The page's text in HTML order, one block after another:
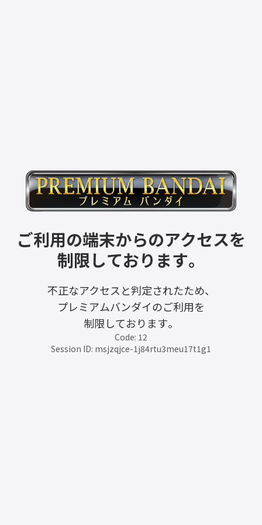
ご利用の端末からのアクセスを
制限しております。
不正なアクセスと判定されたため、
プレミアムバンダイのご利用を
制限しております。
Code: 12
Session ID: msjzqjce-1j84rtu3meu17t1g1